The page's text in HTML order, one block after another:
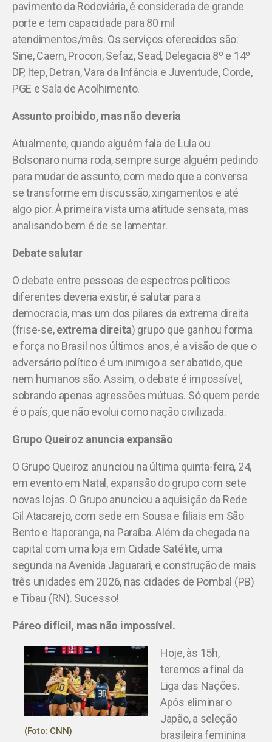
pavimento da Rodoviária, é considerada de grande
porte e tem capacidade para 80 mil
atendimentos/mês. Os serviços oferecidos são:
Sine, Caern, Procon, Sefaz, Sead, Delegacia 8º e 14º
DP, Itep, Detran, Vara da Infância e Juventude, Corde,
PGE e Sala de Acolhimento.
Assunto proibido, mas não deveria
Atualmente, quando alguém fala de Lula ou
Bolsonaro numa roda, sempre surge alguém pedindo
para mudar de assunto, com medo que a conversa
se transforme em discussão, xingamentos e até
algo pior. À primeira vista uma atitude sensata, mas
analisando bem é de se lamentar.
Debate salutar
O debate entre pessoas de espectros políticos
diferentes deveria existir, é salutar para a
democracia, mas um dos pilares da extrema direita
(frise-se,extrema direita) grupo que ganhou forma
e força no Brasil nos últimos anos, é a visão de que o
adversário político é um inimigo a ser abatido, que
nem humanos são. Assim, o debate é impossível,
sobrando apenas agressões mútuas. Só quem perde
é o país, que não evolui como nação civilizada.
Grupo Queiroz anuncia expansão
O Grupo Queiroz anunciou na última quinta-feira, 24,
em evento em Natal, expansão do grupo com sete
novas lojas. O Grupo anunciou a aquisição da Rede
Gil Atacarejo, com sede em Sousa e filiais em São
Bento e Itaporanga, na Paraíba. Além da chegada na
capital com uma loja em Cidade Satélite, uma
segunda na Avenida Jaguarari, e construção de mais
três unidades em 2026, nas cidades de Pombal (PB)
e Tibau (RN). Sucesso!
Páreo difícil, mas não impossível.
(Foto: CNN)
Hoje, às 15h,
teremos a final da
Liga das Nações.
Após eliminar o
Japão, a seleção
brasileira feminina